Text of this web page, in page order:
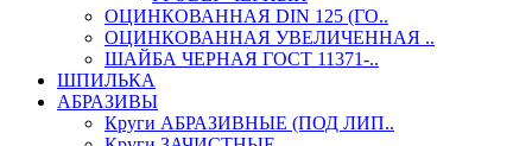
ОЦИНКОВАННАЯ DIN 125 (ГО..
ОЦИНКОВАННАЯ УВЕЛИЧЕННАЯ ..
ШАЙБА ЧЕРНАЯ ГОСТ 11371-..
ШПИЛЬКА
АБРАЗИВЫ
Круги АБРАЗИВНЫЕ (ПОД ЛИП..